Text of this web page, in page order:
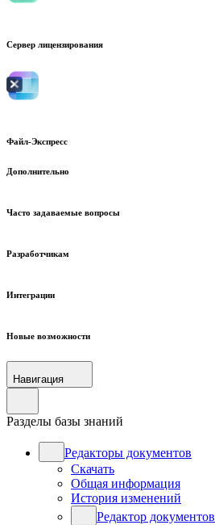
Сервер лицензирования
Файл-Экспресс
Дополнительно
Часто задаваемые вопросы
Разработчикам
Интеграции
Новые возможности
Навигация
Разделы базы знаний
Редакторы документов
Скачать
Общая информация
История изменений
Редактор документов